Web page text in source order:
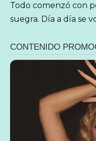
Todo comenzó con
suegra. Día a día se